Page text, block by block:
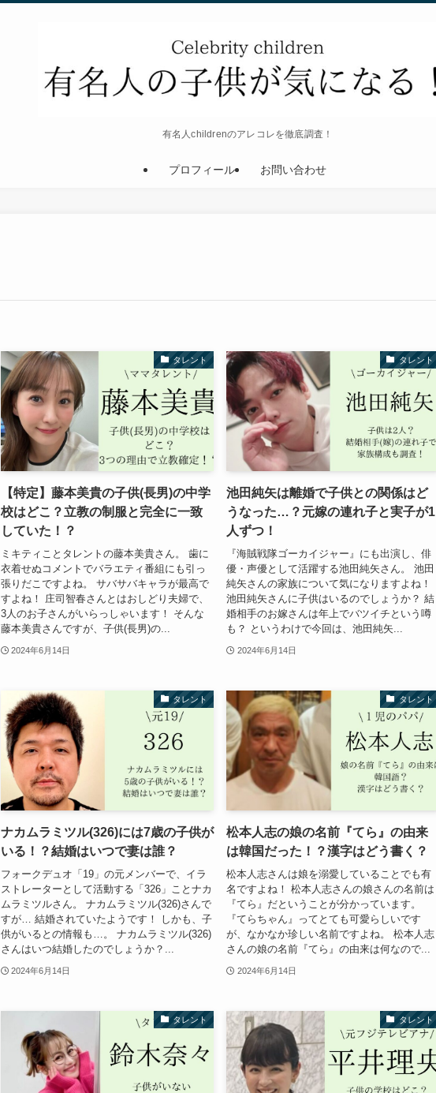
有名人childrenのアレコレを徹底調査！
プロフィール お問い合わせ
タレント
【特定】藤本美貴の子供(長男)の中学
校はどこ？立教の制服と完全に一致
していた！？
ミキティことタレントの藤本美貴さん。 歯に
衣着せぬコメントでバラエティ番組にも引っ
張りだこですよね。 サバサバキャラが最高で
すよね！ 庄司智春さんとはおしどり夫婦で、
3人のお子さんがいらっしゃいます！ そんな
藤本美貴さんですが、子供(長男)の...
2024年6月14日
タレント
池田純矢は離婚で子供との関係はど
うなった…？元嫁の連れ子と実子が1
人ずつ！
『海賊戦隊ゴーカイジャー』にも出演し、俳
優・声優として活躍する池田純矢さん。 池田
純矢さんの家族について気になりますよね！
池田純矢さんに子供はいるのでしょうか？ 結
婚相手のお嫁さんは年上でバツイチという噂
も？ というわけで今回は、池田純矢...
2024年6月14日
タレント
ナカムラミツル(326)には7歳の子供が
いる！？結婚はいつで妻は誰？
フォークデュオ「19」の元メンバーで、イラ
ストレーターとして活動する「326」ことナカ
ムラミツルさん。 ナカムラミツル(326)さんで
すが… 結婚されていたようです！ しかも、子
供がいるとの情報も…。 ナカムラミツル(326)
さんはいつ結婚したのでしょうか？...
2024年6月14日
タレント
松本人志の娘の名前『てら』の由来
は韓国だった！？漢字はどう書く？
松本人志さんは娘を溺愛していることでも有
名ですよね！ 松本人志さんの娘さんの名前は
『てら』だということが分かっています。
『てらちゃん』ってとても可愛らしいです
が、なかなか珍しい名前ですよね。 松本人志
さんの娘の名前『てら』の由来は何なので...
2024年6月14日
タレント タレント